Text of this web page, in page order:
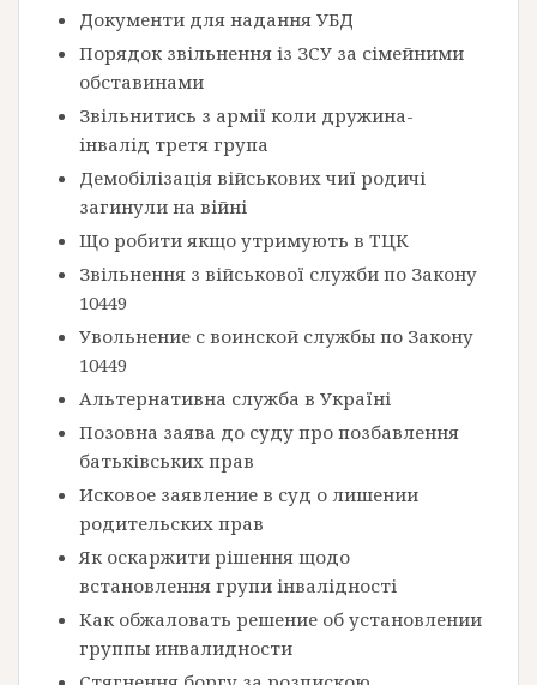
Документи для надання УБД
Порядок звільнення із ЗСУ за сімейними
обставинами
Звільнитись з армії коли дружина-
інвалід третя група
Демобілізація військових чиї родичі
загинули на війні
Що робити якщо утримують в ТЦК
Звільнення з військової служби по Закону
10449
Увольнение с воинской службы по Закону
10449
Альтернативна служба в Україні
Позовна заява до суду про позбавлення
батьківських прав
Исковое заявление в суд о лишении
родительских прав
Як оскаржити рішення щодо
встановлення групи інвалідності
Как обжаловать решение об установлении
группы инвалидности